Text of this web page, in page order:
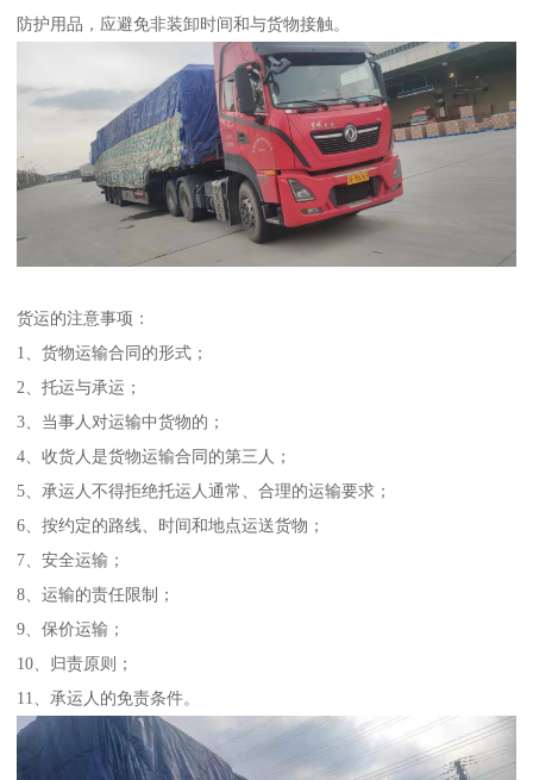
防护用品，应避免非装卸时间和与货物接触。
货运的注意事项：
1、货物运输合同的形式；
2、托运与承运；
3、当事人对运输中货物的；
4、收货人是货物运输合同的第三人；
5、承运人不得拒绝托运人通常、合理的运输要求；
6、按约定的路线、时间和地点运送货物；
7、安全运输；
8、运输的责任限制；
9、保价运输；
10、归责原则；
11、承运人的免责条件。